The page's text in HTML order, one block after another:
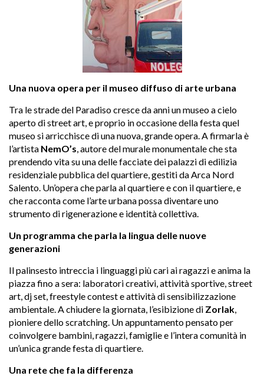
Una nuova opera per il museo diffuso di arte urbana
Tra le strade del Paradiso cresce da anni un museo a cielo
aperto di street art, e proprio in occasione della festa quel
museo si arricchisce di una nuova, grande opera. A firmarla è
l’artista NemO’s , autore del murale monumentale che sta
prendendo vita su una delle facciate dei palazzi di edilizia
residenziale pubblica del quartiere, gestiti da Arca Nord
Salento. Un’opera che parla al quartiere e con il quartiere, e
che racconta come l’arte urbana possa diventare uno
strumento di rigenerazione e identità collettiva.
Un programma che parla la lingua delle nuove
generazioni
Il palinsesto intreccia i linguaggi più cari ai ragazzi e anima la
piazza fino a sera: laboratori creativi, attività sportive, street
art, dj set, freestyle contest e attività di sensibilizzazione
ambientale. A chiudere la giornata, l’esibizione di Zorlak
pioniere dello scratching. Un appuntamento pensato per
coinvolgere bambini, ragazzi, famiglie e l’intera comunità in
un’unica grande festa di quartiere.
Una rete che fa la differenza